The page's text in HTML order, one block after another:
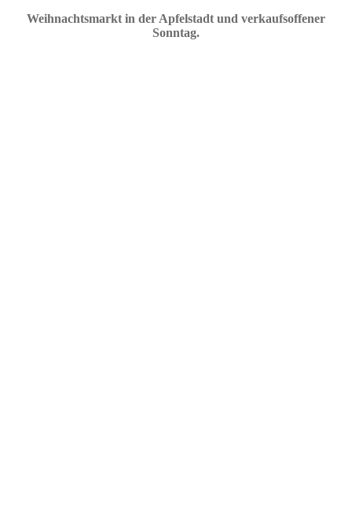
Weihnachtsmarkt in der Apfelstadt und verkaufsoffener
Sonntag.